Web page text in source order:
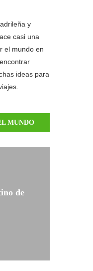
y
casi una
el mundo en
ideas para
MUNDO
de